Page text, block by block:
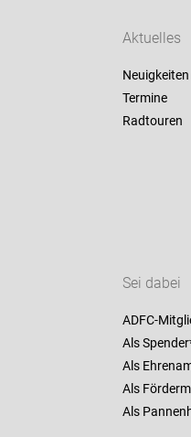
Aktuelles
Neuigkeiten
Termine
Radtouren
Sei dabei
ADFC-
Als
Als
Als
Als